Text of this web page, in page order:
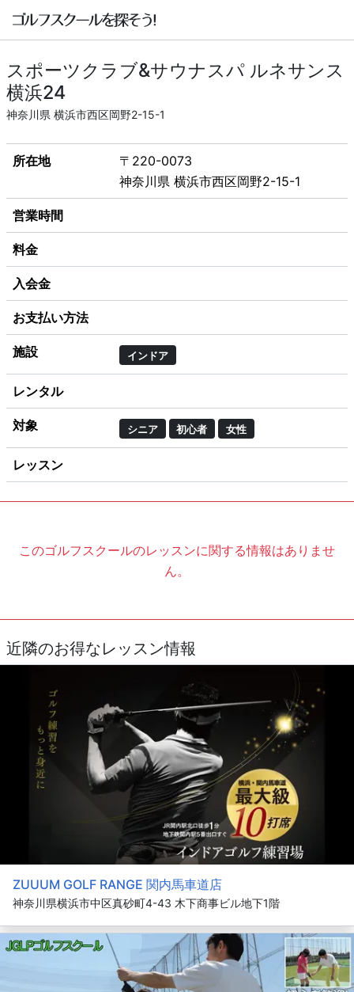
スポーツクラブ&サウナスパ ルネサンス
横浜24
神奈川県 横浜市西区岡野2-15-1
所在地
〒220-0073
神奈川県 横浜市西区岡野2-15-1
営業時間
料金
入会金
お支払い方法
施設 インドア
レンタル
対象 シニア 初心者 女性
レッスン
このゴルフスクールのレッスンに関する情報はありませ
ん。
近隣のお得なレッスン情報
ZUUUM GOLF RANGE 関内馬車道店
神奈川県横浜市中区真砂町4-43 木下商事ビル地下1階